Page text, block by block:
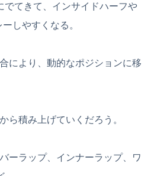
でてきて、インサイドハーフや
しやすくなる。
により、動的なポジションに移
ら積み上げていくだろう。
ーラップ、インナーラップ、ワ